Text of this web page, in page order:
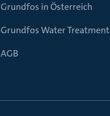
Grundfos in Österreich
Grundfos Water Treatment
AGB